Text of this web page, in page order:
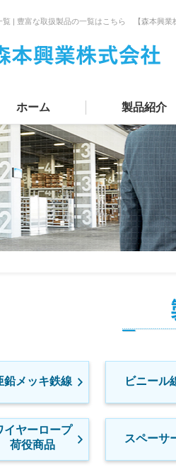
覧 | 豊富な取扱製品の一覧はこちら 【森本興業
ホーム 製品紹介
鉛メッキ鉄線 ビニール
イヤーロープ
荷役商品
スペーサ